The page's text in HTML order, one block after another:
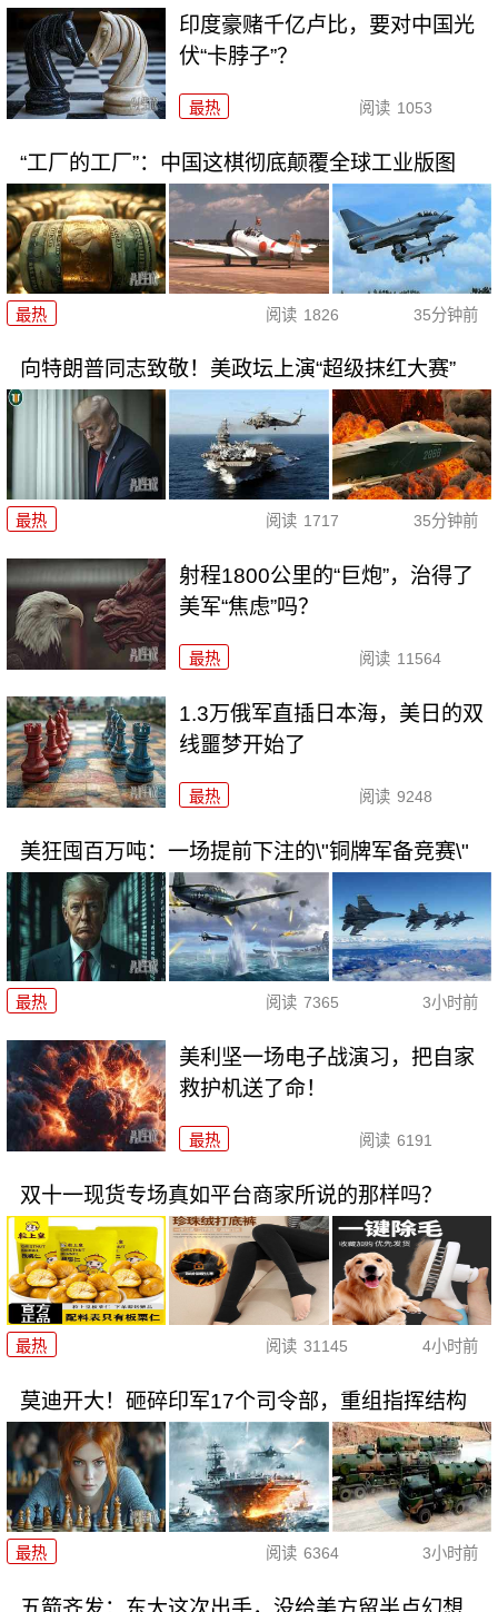
印度豪赌千亿卢比，要对中国光
伏“卡脖子”？
最热 阅读 1053
“工厂的工厂”：中国这棋彻底颠覆全球工业版图
最热 阅读 1826 35分钟前
向特朗普同志致敬！美政坛上演“超级抹红大赛”
最热 阅读 1717 35分钟前
射程1800公里的“巨炮”，治得了
美军“焦虑”吗？
最热 阅读 11564
1.3万俄军直插日本海，美日的双
线噩梦开始了
最热 阅读 9248
美狂囤百万吨：一场提前下注的\"铜牌军备竞赛\"
最热 阅读 7365 3小时前
美利坚一场电子战演习，把自家
救护机送了命！
最热 阅读 6191
双十一现货专场真如平台商家所说的那样吗？
最热 阅读 31145 4小时前
莫迪开大！砸碎印军17个司令部，重组指挥结构
最热 阅读 6364 3小时前